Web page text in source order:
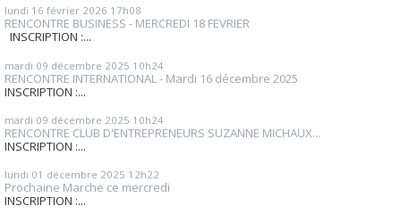
lundi 16 février 2026 17h08
RENCONTRE BUSINESS - MERCREDI 18 FEVRIER
INSCRIPTION :...
mardi 09 décembre 2025 10h24
RENCONTRE INTERNATIONAL - Mardi 16 décembre 2025
INSCRIPTION :...
mardi 09 décembre 2025 10h24
RENCONTRE CLUB D'ENTREPRENEURS SUZANNE MICHAUX...
INSCRIPTION :...
lundi 01 décembre 2025 12h22
Prochaine Marche ce mercredi
INSCRIPTION :...